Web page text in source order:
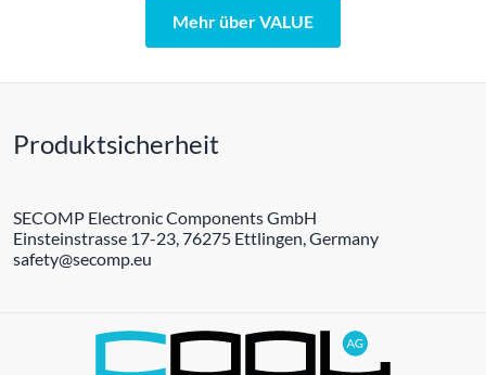
Mehr über VALUE
Produktsicherheit
SECOMP Electronic Components GmbH
Einsteinstrasse 17-23, 76275 Ettlingen, Germany
safety@secomp.eu